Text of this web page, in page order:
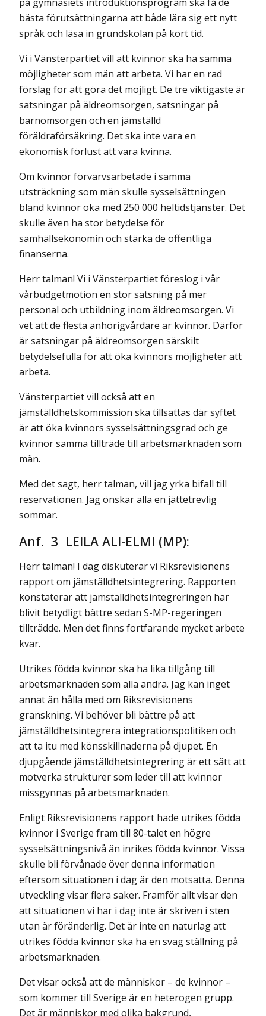
bästa förutsättningarna att både lära sig ett nytt
språk och läsa in grundskolan på kort tid.
Vi i Vänsterpartiet vill att kvinnor ska ha samma
möjligheter som män att arbeta. Vi har en rad
förslag för att göra det möjligt. De tre viktigaste är
satsningar på äldreomsorgen, satsningar på
barnomsorgen och en jämställd
föräldraförsäkring. Det ska inte vara en
ekonomisk förlust att vara kvinna.
Om kvinnor förvärvsarbetade i samma
utsträckning som män skulle sysselsättningen
bland kvinnor öka med 250 000 heltidstjänster. Det
skulle även ha stor betydelse för
samhällsekonomin och stärka de offentliga
finanserna.
Herr talman! Vi i Vänsterpartiet föreslog i vår
vårbudgetmotion en stor satsning på mer
personal och utbildning inom äldreomsorgen. Vi
vet att de flesta anhörigvårdare är kvinnor. Därför
är satsningar på äldreomsorgen särskilt
betydelsefulla för att öka kvinnors möjligheter att
arbeta.
Vänsterpartiet vill också att en
jämställdhetskommission ska tillsättas där syftet
är att öka kvinnors sysselsättningsgrad och ge
kvinnor samma tillträde till arbetsmarknaden som
män.
Med det sagt, herr talman, vill jag yrka bifall till
reservationen. Jag önskar alla en jättetrevlig
sommar.
Anf. 3 LEILA ALI-ELMI (MP):
Herr talman! I dag diskuterar vi Riksrevisionens
rapport om jämställdhetsintegrering. Rapporten
konstaterar att jämställdhetsintegreringen har
blivit betydligt bättre sedan S-MP-regeringen
tillträdde. Men det finns fortfarande mycket arbete
kvar.
Utrikes födda kvinnor ska ha lika tillgång till
arbetsmarknaden som alla andra. Jag kan inget
annat än hålla med om Riksrevisionens
granskning. Vi behöver bli bättre på att
jämställdhetsintegrera integrationspolitiken och
att ta itu med könsskillnaderna på djupet. En
djupgående jämställdhetsintegrering är ett sätt att
motverka strukturer som leder till att kvinnor
missgynnas på arbetsmarknaden.
Enligt Riksrevisionens rapport hade utrikes födda
kvinnor i Sverige fram till 80-talet en högre
sysselsättningsnivå än inrikes födda kvinnor. Vissa
skulle bli förvånade över denna information
eftersom situationen i dag är den motsatta. Denna
utveckling visar flera saker. Framför allt visar den
att situationen vi har i dag inte är skriven i sten
utan är föränderlig. Det är inte en naturlag att
utrikes födda kvinnor ska ha en svag ställning på
arbetsmarknaden.
Det visar också att de människor – de kvinnor –
som kommer till Sverige är en heterogen grupp.
Det är människor med olika bakgrund,